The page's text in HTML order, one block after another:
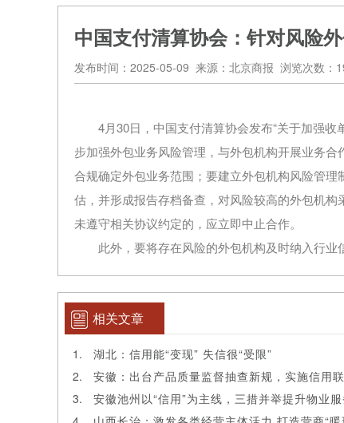
中国支付清算协会：针对风险
发布时间：2025-05-09 来源：北京商报 浏览次数：
4月30日，中国支付清算协会发布“关于加强收
步加强外包业务风险管理，与外包机构开展业务
合规确定外包业务范围；要建立外包机构风险管
估，并形成报告存档备查，对风险较高的外包机
未遵守相关协议约定的，应立即中止合作。
此外，要将存在风险的外包机构及时纳入行业
相关文章
湖北：信用能“变现” 失信很“受限”
安徽：出台产品质量监督抽查新规，实施信用
安徽池州以“信用”为主线，三措并举提升物业